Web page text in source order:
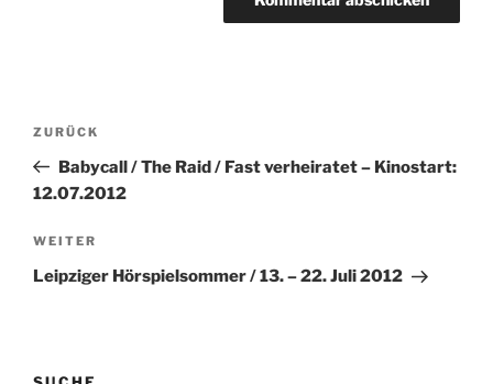
Beitragsnavigation
Vorheriger
Beitrag
ZURÜCK
Babycall / The Raid / Fast verheiratet – Kinostart:
12.07.2012
Nächster
Beitrag
WEITER
Leipziger Hörspielsommer / 13. – 22. Juli 2012